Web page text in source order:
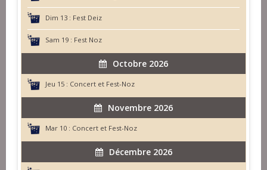
Dim 13 : Fest Deiz
Sam 19 : Fest Noz
Octobre 2026
Jeu 15 : Concert et Fest-Noz
Novembre 2026
Mar 10 : Concert et Fest-Noz
Décembre 2026